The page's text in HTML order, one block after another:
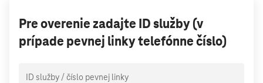
Pre overenie zadajte ID služby (v
prípade pevnej linky telefónne číslo)
ID služby / číslo pevnej linky